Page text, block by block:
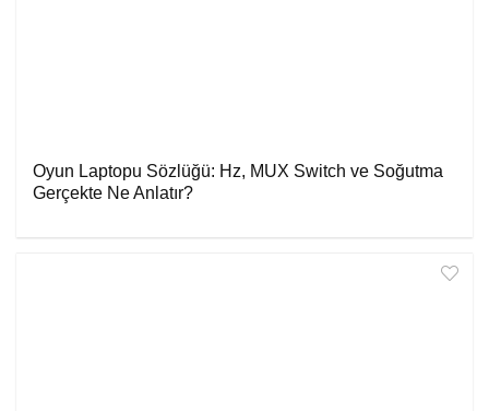
Oyun Laptopu Sözlüğü: Hz, MUX Switch ve Soğutma
Gerçekte Ne Anlatır?